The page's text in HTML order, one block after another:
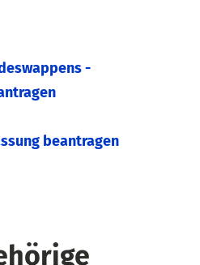
-
beantragen